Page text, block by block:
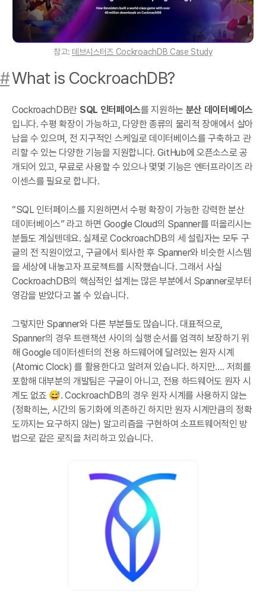
참고: 데브시스터즈 CockroachDB Case Study
#What is CockroachDB?
CockroachDB란 SQL 인터페이스를 지원하는 분산 데이터베이스
입니다. 수평 확장이 가능하고, 다양한 종류의 물리적 장애에서 살아
남을 수 있으며, 전 지구적인 스케일로 데이터베이스를 구축하고 관
리할 수 있는 다양한 기능을 지원합니다. GitHub에 오픈소스로 공
개되어 있고, 무료로 사용할 수 있으나 몇몇 기능은 엔터프라이즈 라
이센스를 필요로 합니다.
“SQL 인터페이스를 지원하면서 수평 확장이 가능한 강력한 분산
데이터베이스” 라고 하면 Google Cloud의 Spanner를 떠올리시는
분들도 계실텐데요. 실제로 CockroachDB의 세 설립자는 모두 구
글의 전 직원이었고, 구글에서 퇴사한 후 Spanner와 비슷한 시스템
을 세상에 내놓고자 프로젝트를 시작했습니다. 그래서 사실
CockroachDB의 핵심적인 설계는 많은 부분에서 Spanner로부터
영감을 받았다고 볼 수 있습니다.
그렇지만 Spanner와 다른 부분들도 많습니다. 대표적으로,
Spanner의 경우 트랜잭션 사이의 실행 순서를 엄격히 보장하기 위
해 Google 데이터센터의 전용 하드웨어에 달려있는 원자 시계
(Atomic Clock) 를 활용한다고 알려져 있습니다. 하지만…. 저희를
포함해 대부분의 개발팀은 구글이 아니고, 전용 하드웨어도 원자 시
계도 없죠 😅. CockroachDB의 경우 원자 시계를 사용하지 않는
(정확히는, 시간의 동기화에 의존하긴 하지만 원자 시계만큼의 정확
도까지는 요구하지 않는) 알고리즘을 구현하여 소프트웨어적인 방
법으로 같은 로직을 처리하고 있습니다.